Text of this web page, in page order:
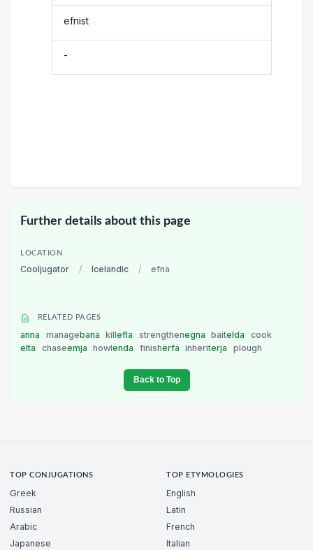
efnist
-
Further details about this page
LOCATION
Cooljugator / Icelandic / efna
RELATED PAGES
anna managebana killefla strengthenegna baitelda
cook
elta
chaseemja howlenda finisherfa inheriterja plough
Back to Top
TOP CONJUGATIONS
Greek
Russian
Arabic
Japanese
TOP ETYMOLOGIES
English
Latin
French
Italian